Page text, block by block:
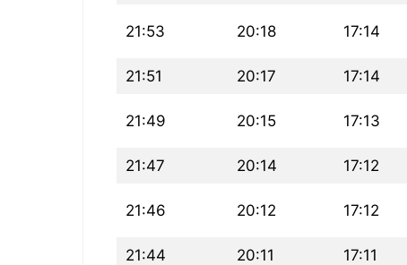
17:14
20:18
21:53
17:14
20:17
21:51
17:13
20:15
21:49
17:12
20:14
21:47
17:12
20:12
21:46
17:11
20:11
21:44